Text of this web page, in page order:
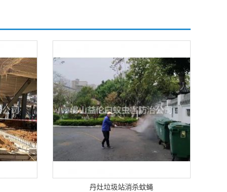
丹灶垃圾站消杀蚊蝇